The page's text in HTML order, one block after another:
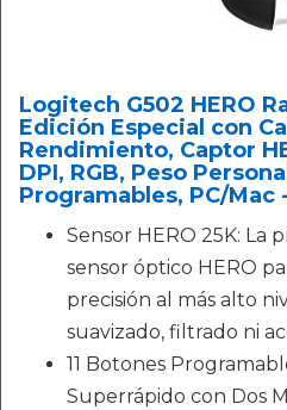
Logitech G502 HERO
Edición Especial con
Rendimiento, Captor
DPI, RGB, Peso
Programables, PC/Mac
Sensor HERO 25K: La
sensor óptico HERO
precisión al más alto
suavizado, filtrado ni
11 Botones
Superrápido con Dos